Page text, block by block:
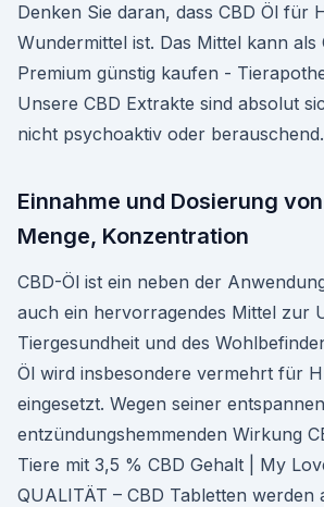
Denken Sie daran, dass CBD Öl für
Wundermittel ist. Das Mittel kann als
Premium günstig kaufen -
Unsere CBD Extrakte sind absolut
nicht psychoaktiv oder berauschend.
Einnahme und Dosierung
Menge, Konzentration
CBD-Öl ist ein neben der
auch ein hervorragendes Mittel zur
Tiergesundheit und des
Öl wird insbesondere vermehrt für
eingesetzt. Wegen seiner
entzündungshemmenden Wirkung
Tiere mit 3,5 % CBD Gehalt | My
QUALITÄT – CBD Tabletten werden